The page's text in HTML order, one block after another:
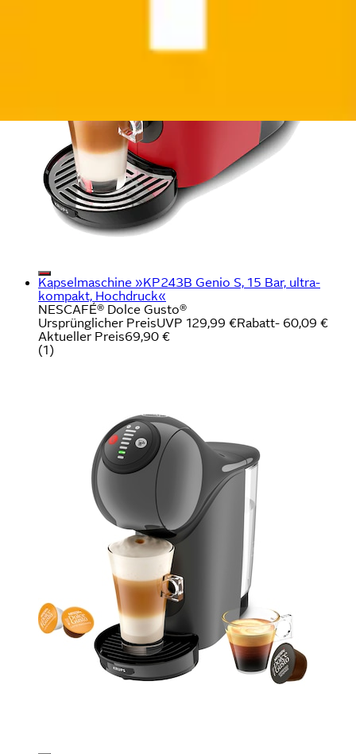
Kapselmaschine »KP243B Genio S, 15 Bar, ultra-
kompakt, Hochdruck«
NESCAFÉ® Dolce Gusto®
Ursprünglicher PreisUVP 129,99 €Rabatt- 60,09 €
Aktueller Preis69,90 €
(1)